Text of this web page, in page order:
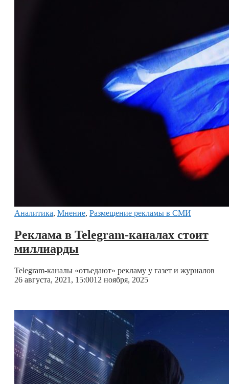
Аналитика, Мнение, Размещение рекламы в СМИ
Реклама в Telegram-каналах стоит
миллиарды
Telegram-каналы «отъедают» рекламу у газет и журналов
26 августа, 2021, 15:0012 ноября, 2025